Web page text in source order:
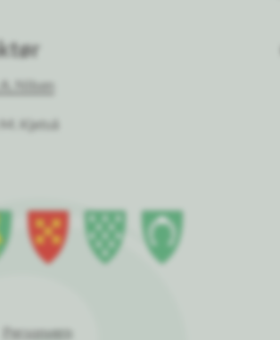
Nilsen
Kjetså
Personvern